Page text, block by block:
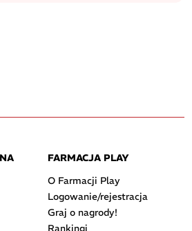
FARMACJA PLAY
O Farmacji Play
Logowanie/rejestracja
Graj o nagrody!
Rankingi